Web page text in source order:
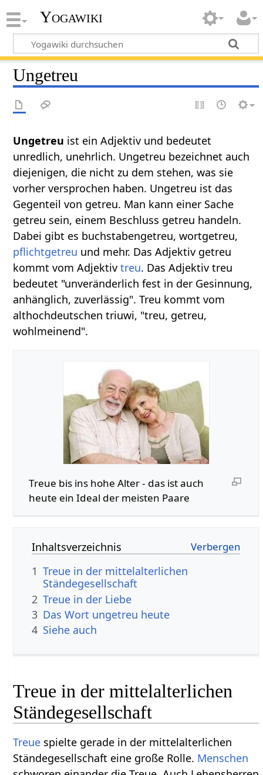
Yogawiki
Ungetreu
Ungetreu ist ein Adjektiv und bedeutet
unredlich, unehrlich. Ungetreu bezeichnet auch
diejenigen, die nicht zu dem stehen, was sie
vorher versprochen haben. Ungetreu ist das
Gegenteil von getreu. Man kann einer Sache
getreu sein, einem Beschluss getreu handeln.
Dabei gibt es buchstabengetreu, wortgetreu,
pflichtgetreu und mehr. Das Adjektiv getreu
kommt vom Adjektivtreu. Das Adjektiv treu
bedeutet "unveränderlich fest in der Gesinnung,
anhänglich, zuverlässig". Treu kommt vom
althochdeutschen triuwi, "treu, getreu,
wohlmeinend".
Treue bis ins hohe Alter - das ist auch
heute ein Ideal der meisten Paare
Inhaltsverzeichnis
1 Treue in der mittelalterlichen
Ständegesellschaft
2 Treue in der Liebe
3 Das Wort ungetreu heute
4 Siehe auch
Treue in der mittelalterlichen
Ständegesellschaft
Treue spielte gerade in der mittelalterlichen
Ständegesellschaft eine große Rolle. Menschen